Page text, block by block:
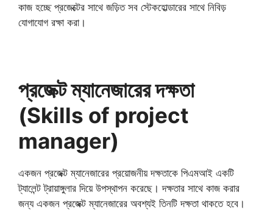
কাজ হচ্ছে প্রজেক্টের সাথে জড়িত সব স্টেকহোল্ডারের সাথে নিবিড়
যোগাযোগ রক্ষা করা।
প্রজেক্ট ম্যানেজারের দক্ষতা
(Skills of project
manager)
একজন প্রজেক্ট ম্যানেজারের প্রয়োজনীয় দক্ষতাকে পিএমআই একটি
ট্যালেন্ট ট্রায়াঙ্গুলার দিয়ে উপস্থাপন করেছে। দক্ষতার সাথে কাজ করার
জন্য একজন প্রজেক্ট ম্যানেজারের অবশ্যই তিনটি দক্ষতা থাকতে হবে।